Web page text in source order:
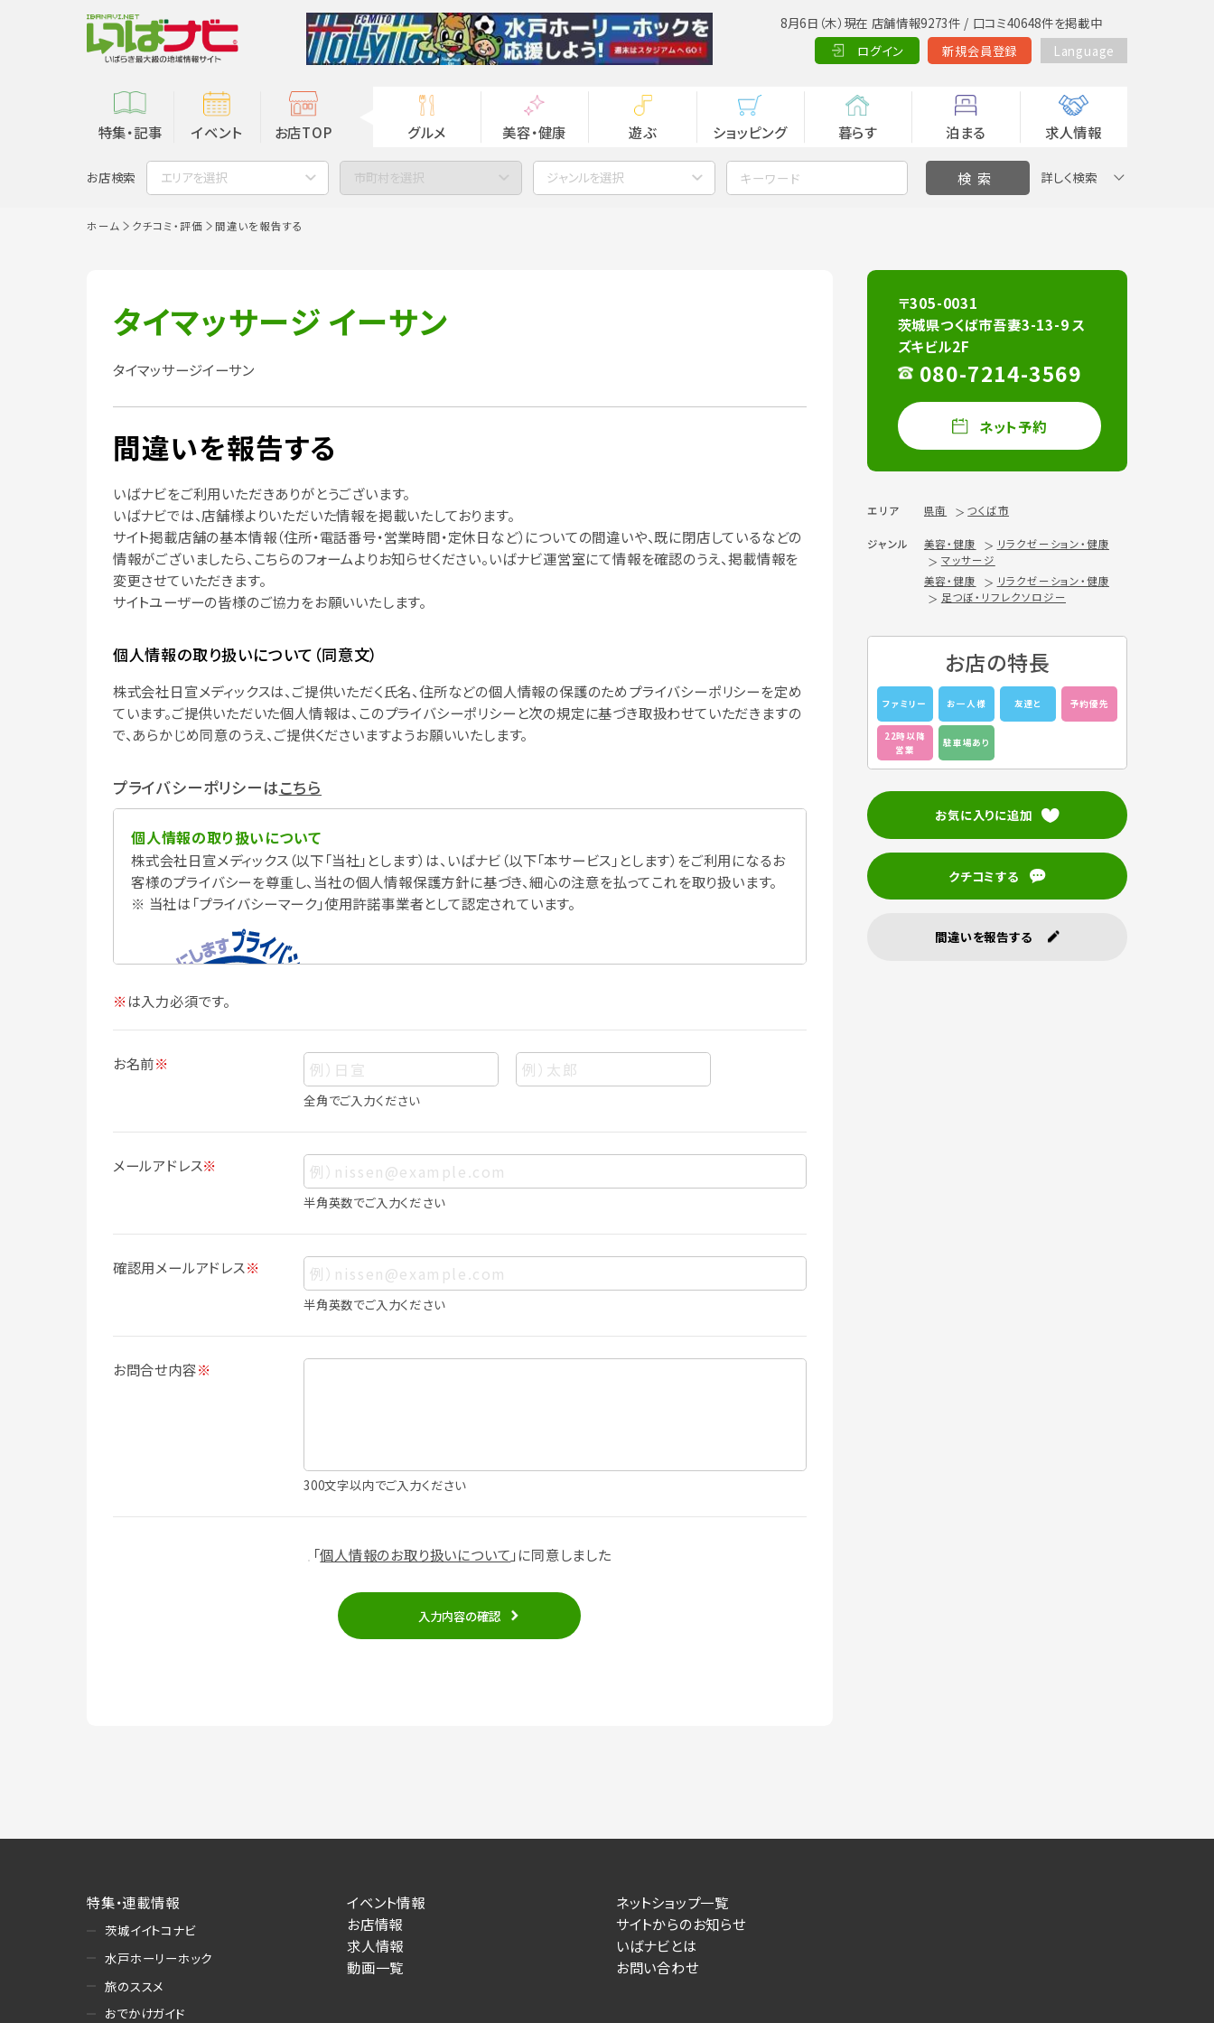
8月6日（木）現在 店舗情報9273件 / 口コミ40648件を掲載中
ログイン
新規会員登録 Language
特集・記事 イベント お店TOP グルメ 美容・健康 遊ぶ ショッピング 暮らす 泊まる 求人情報
お店検索 エリアを選択 市町村を選択 ジャンルを選択 詳しく検索
ホーム クチコミ・評価 間違いを報告する
タイマッサージ イーサン
タイマッサージイーサン
間違いを報告する
いばナビをご利用いただきありがとうございます。
いばナビでは、店舗様よりいただいた情報を掲載いたしております。
サイト掲載店舗の基本情報（住所・電話番号・営業時間・定休日など）についての間違いや、既に閉店しているなどの
情報がございましたら、こちらのフォームよりお知らせください。いばナビ運営室にて情報を確認のうえ、掲載情報を
変更させていただきます。
サイトユーザーの皆様のご協力をお願いいたします。
個人情報の取り扱いについて（同意文）
株式会社日宣メディックスは、ご提供いただく氏名、住所などの個人情報の保護のためプライバシーポリシーを定め
ています。ご提供いただいた個人情報は、このプライバシーポリシーと次の規定に基づき取扱わせていただきますの
で、あらかじめ同意のうえ、ご提供くださいますようお願いいたします。
プライバシーポリシーはこちら
個人情報の取り扱いについて
株式会社日宣メディックス（以下「当社」とします）は、いばナビ（以下「本サービス」とします）をご利用になるお
客様のプライバシーを尊重し、当社の個人情報保護方針に基づき、細心の注意を払ってこれを取り扱います。
※ 当社は「プライバシーマーク」使用許諾事業者として認定されています。
個人情報
個人情報とは、お客様個人に関する情報であって、当該情報を構成する氏名、住所、電話番号、メールアドレ
ス、生年月日、写真その他の記述等により、お客様個人を特定できるものをいいます。また、その情報のみで
は識別できない場合でも、他の情報と容易に照合することで、結果的にお客様個人を識別できるものも個
個人情報の利用目的について
本サービスにおける個人情報の利用目的は以下の通りであり、これらの目的達成の範囲を超えてお客様の
個人情報を利用することはありません。
・会員ポイントプログラムの運営
・各種お申込みや、お問い合わせへの対応
・投稿したクチコミ情報、写真の本サービスへの掲載
・本サービスに関する規約等の変更の通知
（2）ユーザーからのお問い合わせへの対応
（5）広告主への問い合わせ・応募等への対応
・本サービスを通じて店舗への来店予約を登録した際の内容確認、返答
個人情報提供の任意性について
本サービスが収集する個人情報は、ご本人の意思により任意でご提供いただくものですが、各サービスの実
施にあたりそれぞれ必要となる項目を入力いただかない場合は、各々のサービスをご利用できない場合が
あります。
※は入力必須です。
お名前※
全角でご入力ください
メールアドレス※
半角英数でご入力ください
確認用メールアドレス※
半角英数でご入力ください
お問合せ内容※
300文字以内でご入力ください
「個人情報のお取り扱いについて 」に同意しました
入力内容の確認
〒305-0031
茨城県つくば市吾妻3-13-9 ス
ズキビル2F
080-7214-3569
ネット予約
エリア 県南 つくば市
ジャンル 美容・健康
リラクゼーション・健康
マッサージ
美容・健康
リラクゼーション・健康
足つぼ・リフレクソロジー
お店の特長
ファミリー お一人様 友達と 予約優先
22時以降
営業
駐車場あり
お気に入りに追加
クチコミする
間違いを報告する
特集・連載情報
茨城イイトコナビ
水戸ホーリーホック
旅のススメ
おでかけガイド
イベント情報
お店情報
求人情報
動画一覧
ネットショップ一覧
サイトからのお知らせ
いばナビとは
お問い合わせ